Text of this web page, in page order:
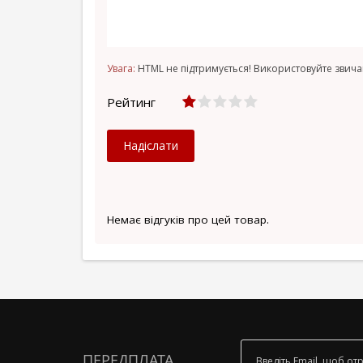
Немає відгуків про цей товар.
Увага: HTML не підтримується! Використовуйте
Рейтинг
Надіслати